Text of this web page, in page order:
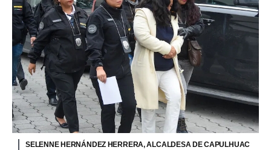
SELENNE HERNÁNDEZ HERRERA, ALCALDESA DE CAPULHUAC